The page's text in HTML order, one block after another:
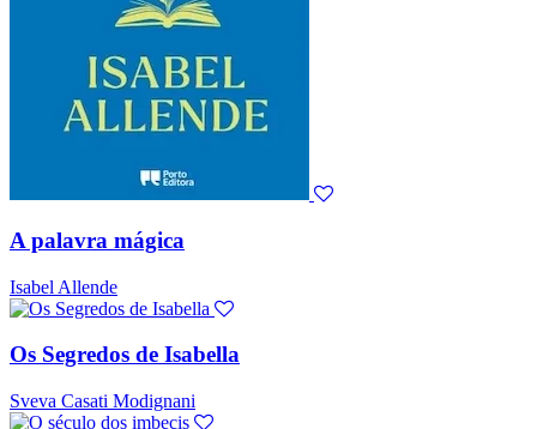
A palavra mágica
Isabel Allende
Os Segredos de Isabella
Sveva Casati Modignani